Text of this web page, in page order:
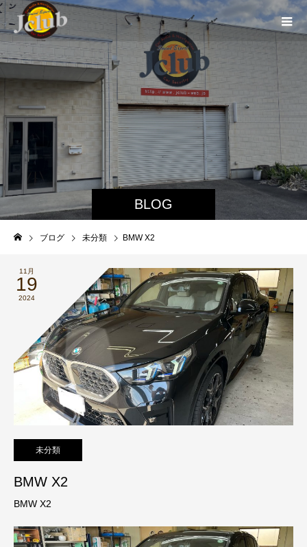
BLOG
ブログ 未分類 BMW X2
11月
19
2024
未分類
BMW X2
BMW X2